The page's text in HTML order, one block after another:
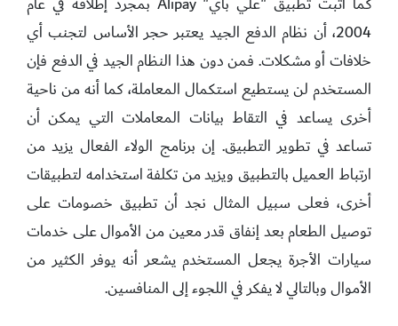
2004، أن نظام الدفع الجيد يعتبر حجر الأساس لتجنب أي
خلافات أو مشكلات. فمن دون هذا النظام الجيد في الدفع فإن
المستخدم لن يستطيع استكمال المعاملة، كما أنه من ناحية
أخرى يساعد في التقاط بيانات المعاملات التي يمكن أن
تساعد في تطوير التطبيق. إن برنامج الولاء الفعال يزيد من
ارتباط العميل بالتطبيق ويزيد من تكلفة استخدامه لتطبيقات
أخرى، فعلى سبيل المثال نجد أن تطبيق خصومات على
توصيل الطعام بعد إنفاق قدر معين من الأموال على خدمات
سيارات الأجرة يجعل المستخدم يشعر أنه يوفر الكثير من
الأموال وبالتالي لا يفكر في اللجوء إلى المنافسين.